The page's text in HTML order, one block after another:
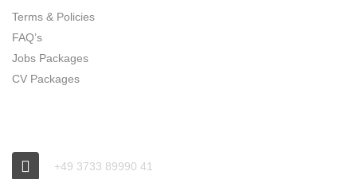
Terms & Policies
FAQ’s
Jobs Packages
CV Packages
+49 3733 89990 41